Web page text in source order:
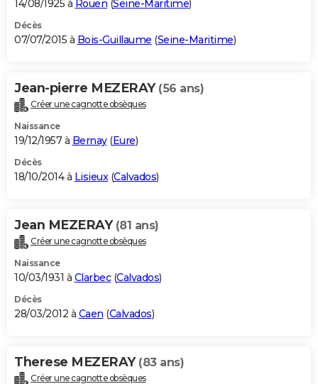
14/08/1925 à Rouen (Seine-Maritime)
Décès
07/07/2015 à Bois-Guillaume (Seine-Maritime)
Jean-pierre MEZERAY (56 ans)
Créer une cagnotte obsèques
Naissance
19/12/1957 à Bernay(Eure)
Décès
18/10/2014 à Lisieux(Calvados)
Jean MEZERAY (81 ans)
Créer une cagnotte obsèques
Naissance
10/03/1931 à Clarbec(Calvados)
Décès
28/03/2012 à Caen (Calvados)
Therese MEZERAY (83 ans)
Créer une cagnotte obsèques